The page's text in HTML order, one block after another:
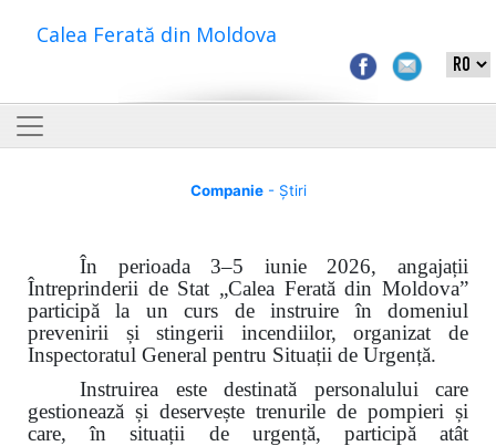
Calea Ferată din Moldova
Companie- Știri
În perioada 3–5 iunie 2026, angajații
Întreprinderii de Stat „Calea Ferată din Moldova”
participă la un curs de instruire în domeniul
prevenirii și stingerii incendiilor, organizat de
Inspectoratul General pentru Situații de Urgență.
Instruirea este destinată personalului care
gestionează și deservește trenurile de pompieri și
care, în situații de urgență, participă atât